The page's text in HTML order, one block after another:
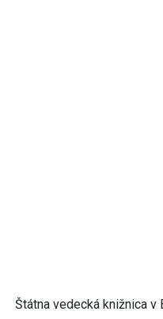
Štátna vedecká knižnica v